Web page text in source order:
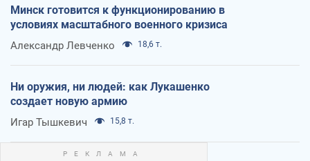
Минск готовится к функционированию в
условиях масштабного военного кризиса
Александр Левченко 18,6 т.
Ни оружия, ни людей: как Лукашенко
создает новую армию
Игар Тышкевич 15,8 т.